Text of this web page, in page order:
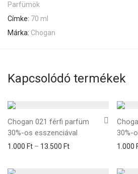
Parfümök
Címke: 70 ml
Márka: Chogan
Kapcsolódó termékek
Chogan 021 férfi parfüm
30%-os esszenciával
1.000 Ft – 13.500 Ft
30%-
1.000